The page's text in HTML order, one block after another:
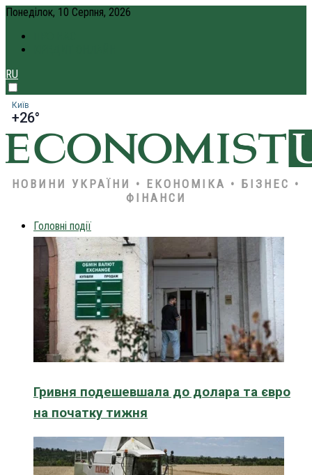
Понеділок, 10 Серпня, 2026
RU
Київ
+26°
НОВИНИ УКРАЇНИ • ЕКОНОМІКА • БІЗНЕС •
ФІНАНСИ
Головні події
Гривня подешевшала до долара та євро
на початку тижня